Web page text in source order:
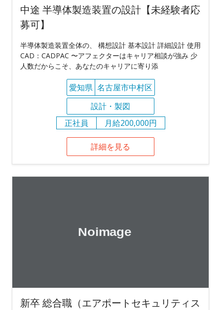
中途 半導体製造装置の設計【未経験者応
募可】
半導体製造装置全体の、 構想設計 基本設計 詳細設計 使用
CAD：CADPAC 〜アフェクターはキャリア相談が強み 少
人数だからこそ、あなたのキャリアに寄り添
愛知県 名古屋市中村区
設計・製図
正社員
月給200,000円
詳細を見る
新卒 総合職（エアポートセキュリティス